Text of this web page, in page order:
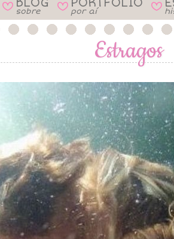
B sobre B por aí B
Estragos